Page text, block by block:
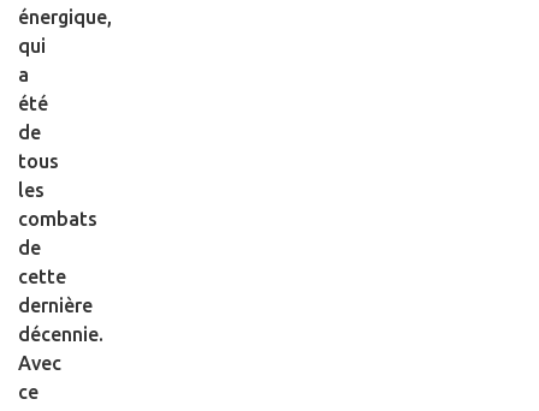
énergique,
qui
a
été
de
tous
les
combats
de
cette
dernière
décennie.
Avec
ce